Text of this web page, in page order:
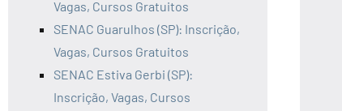
Vagas, Cursos Gratuitos
SENAC Guarulhos (SP): Inscrição,
Vagas, Cursos Gratuitos
SENAC Estiva Gerbi (SP):
Inscrição, Vagas, Cursos